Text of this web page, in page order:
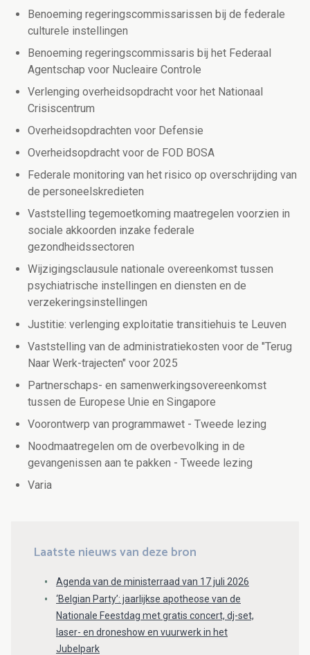
Benoeming regeringscommissarissen bij de federale
culturele instellingen
Benoeming regeringscommissaris bij het Federaal
Agentschap voor Nucleaire Controle
Verlenging overheidsopdracht voor het Nationaal
Crisiscentrum
Overheidsopdrachten voor Defensie
Overheidsopdracht voor de FOD BOSA
Federale monitoring van het risico op overschrijding van
de personeelskredieten
Vaststelling tegemoetkoming maatregelen voorzien in
sociale akkoorden inzake federale
gezondheidssectoren
Wijzigingsclausule nationale overeenkomst tussen
psychiatrische instellingen en diensten en de
verzekeringsinstellingen
Justitie: verlenging exploitatie transitiehuis te Leuven
Vaststelling van de administratiekosten voor de "Terug
Naar Werk-trajecten" voor 2025
Partnerschaps- en samenwerkingsovereenkomst
tussen de Europese Unie en Singapore
Voorontwerp van programmawet - Tweede lezing
Noodmaatregelen om de overbevolking in de
gevangenissen aan te pakken - Tweede lezing
Varia
Laatste nieuws van deze bron
Agenda van de ministerraad van 17 juli 2026
‘Belgian Party’: jaarlijkse apotheose van de
Nationale Feestdag met gratis concert, dj-set,
laser- en droneshow en vuurwerk in het
Jubelpark